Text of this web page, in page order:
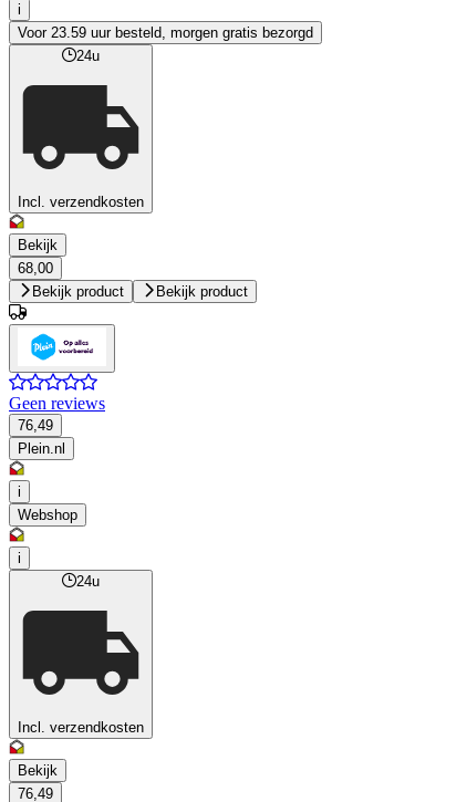
i
Voor 23.59 uur besteld, morgen gratis bezorgd
24u
Incl. verzendkosten
Bekijk
68,00
Bekijk product
Bekijk product
Geen reviews
76,49
Plein.nl
i
Webshop
i
24u
Incl. verzendkosten
Bekijk
76,49